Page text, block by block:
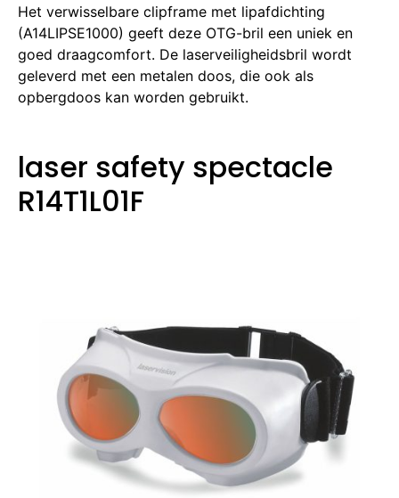
Het verwisselbare clipframe met lipafdichting
(A14LIPSE1000) geeft deze OTG-bril een uniek en
goed draagcomfort. De laserveiligheidsbril wordt
geleverd met een metalen doos, die ook als
opbergdoos kan worden gebruikt.
laser safety spectacle
R14T1L01F